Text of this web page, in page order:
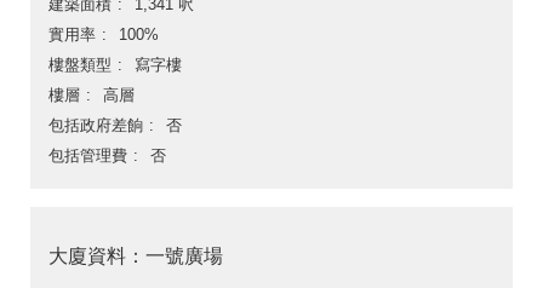
建築面積
1,341 呎
實用率
100%
樓盤類型
寫字樓
樓層
高層
包括政府差餉
否
包括管理費
否
大廈資料：一號廣場